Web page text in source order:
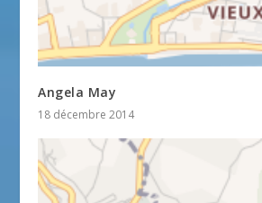
Angela May
18 décembre 2014